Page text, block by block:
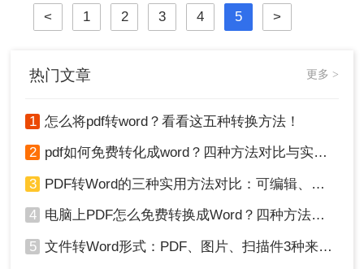
然有一些方法。今天的分享将介绍各
种从免费到几乎完美的转换方法。如
制，那就一言不发地复制和粘贴你想
要的内容！如果你想将全文转换为
文件转换工具。
< 1 2 3 4 5 >
热门文章 更多 >
1 怎么将pdf转word？看看这五种转换方法！
2 pdf如何免费转化成word？四种方法对比与实操指南（附详细表格）
3 PDF转Word的三种实用方法对比：可编辑、保格式、避风险！
4 电脑上PDF怎么免费转换成Word？四种方法对比与实操指南（附详细表格）!
5 文件转Word形式：PDF、图片、扫描件3种来源分别怎么处理！